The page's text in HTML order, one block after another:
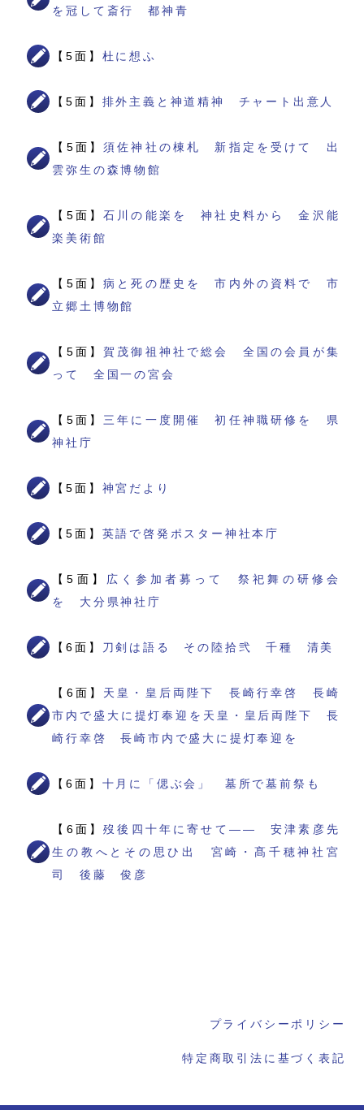
を冠して斎行 都神青
【5面】 杜に想ふ
【5面】 排外主義と神道精神 チャート出意人
【5面】須佐神社の棟札 新指定を受けて 出
雲弥生の森博物館
【5面】石川の能楽を 神社史料から 金沢能
楽美術館
【5面】病と死の歴史を 市内外の資料で 市
立郷土博物館
【5面】賀茂御祖神社で総会 全国の会員が集
って 全国一の宮会
【5面】 三年に一度開催 初任神職研修を 県
神社庁
【5面】 神宮だより
【5面】 英語で啓発ポスター神社本庁
【5面】 広く参加者募って 祭祀舞の研修会
を 大分県神社庁
【6面】 刀剣は語る その陸拾弐 千種 清美
【6面】 天皇・皇后両陛下 長崎行幸啓 長崎
市内で盛大に提灯奉迎を天皇・皇后両陛下 長
崎行幸啓 長崎市内で盛大に提灯奉迎を
【6面】 十月に「偲ぶ会」 墓所で墓前祭も
【6面】歿後四十年に寄せて―― 安津素彦先
生の教へとその思ひ出 宮崎・髙千穂神社宮
司 後藤 俊彦
プライバシーポリシー
特定商取引法に基づく表記